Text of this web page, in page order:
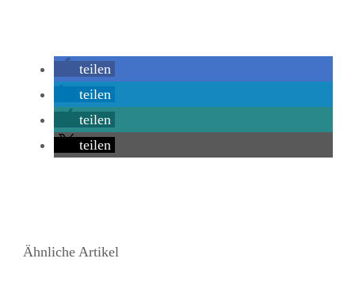
teilen
teilen
teilen
teilen
Ähnliche Artikel